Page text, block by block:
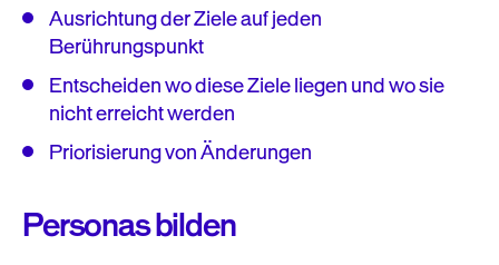
Ausrichtung der Ziele auf jeden
Berührungspunkt
Entscheiden wo diese Ziele liegen und wo sie
nicht erreicht werden
Priorisierung von Änderungen
Personas bilden